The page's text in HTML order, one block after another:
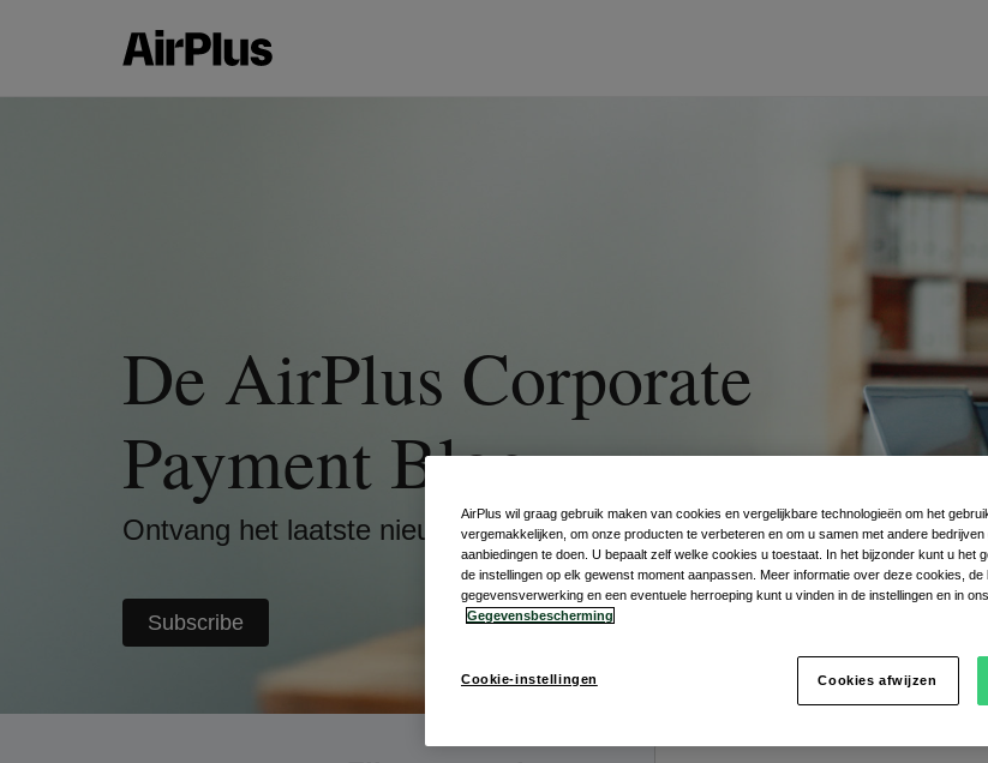
De AirPlus Corporate
Payment Blog
Ontvang het laatste nieuws, trends en inzichten
Subscribe
AirPlus wil graag gebruik maken van cookies en vergelijkbare technologieën om het
vergemakkelijken, om onze producten te verbeteren en om u samen met andere
aanbiedingen te doen. U bepaalt zelf welke cookies u toestaat. In het bijzonder kunt u het
de instellingen op elk gewenst moment aanpassen. Meer informatie over deze cookies, de
gegevensverwerking en een eventuele herroeping kunt u vinden in de instellingen en in
Gegevensbescherming
Cookie-instellingen Cookies afwijzen